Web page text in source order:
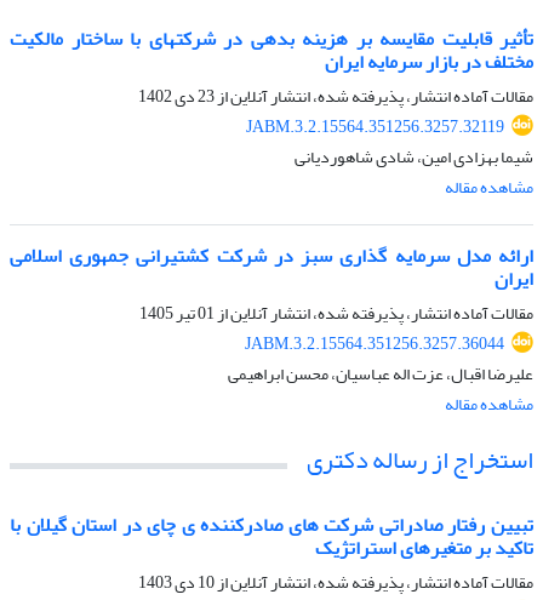
تأثیر قابلیت مقایسه بر هزینه بدهی در شرکتهای با ساختار مالکیت
مختلف در بازار سرمایه ایران
مقالات آماده انتشار، پذیرفته شده، انتشار آنلاین از23 دی 1402
JABM.3.2.15564.351256.3257.32119
شیما بهزادی امین، شادی شاهوردیانی
مشاهده مقاله
ارائه مدل سرمایه گذاری سبز در شرکت کشتیرانی جمهوری اسلامی
ایران
مقالات آماده انتشار، پذیرفته شده، انتشار آنلاین از01 تیر 1405
JABM.3.2.15564.351256.3257.36044
علیرضا اقبال، عزت اله عباسیان، محسن ابراهیمی
مشاهده مقاله
استخراج از رساله دکتری
تبیین رفتار صادراتی شرکت های صادرکننده ی چای در استان گیلان با
تاکید بر متغیرهای استراتژیک
مقالات آماده انتشار، پذیرفته شده، انتشار آنلاین از10 دی 1403